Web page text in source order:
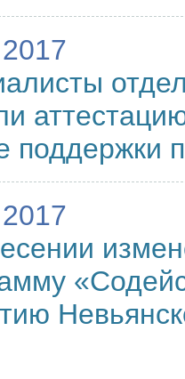
поддержки